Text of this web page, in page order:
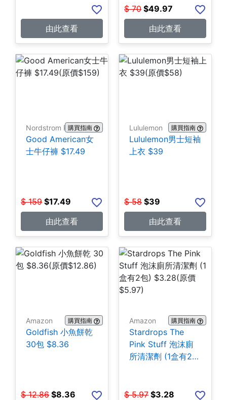
由此查看
$ 70 $49.97
由此查看
Nordstrom Rack購買指南
Good American女
士牛仔褲 $17.49
$ 159 $17.49
由此查看
Lululemon 購買指南
Lululemon男士短袖
上衣 $39
$ 58 $39
由此查看
Amazon 購買指南
Goldfish 小魚餅乾
30包 $8.36
$ 12.86 $8.36
Amazon 購買指南
Stardrops The
Pink Stuff 泡沫廁
所清潔劑 (1盒有2
$ 5.97 $3.28